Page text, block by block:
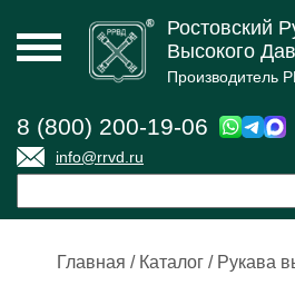
Ростовский
Высокого
Производитель
8 (800) 200-19-06
info@rrvd.ru
Главная / Каталог / Рукава